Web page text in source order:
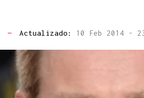
— Actualizado: 10 Feb 2014 -